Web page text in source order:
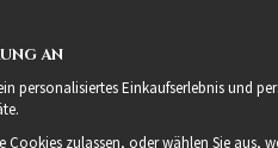
AN
personalisiertes Einkaufserlebnis und
Cookies zulassen, oder wählen Sie